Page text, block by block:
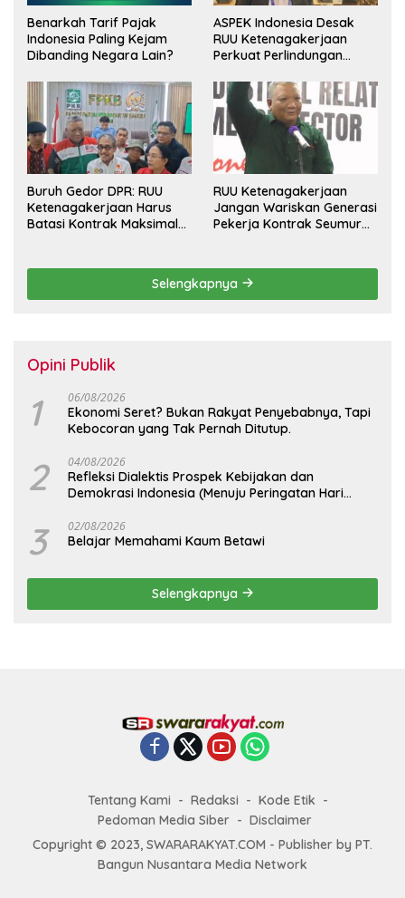
Benarkah Tarif Pajak
Indonesia Paling Kejam
Dibanding Negara Lain?
ASPEK Indonesia Desak
RUU Ketenagakerjaan
Perkuat Perlindungan
Pesangon
Buruh Gedor DPR: RUU
Ketenagakerjaan Harus
Batasi Kontrak Maksimal
RUU Ketenagakerjaan
Jangan Wariskan Generasi
Pekerja Kontrak Seumur
Selengkapnya
Opini Publik
1 06/08/2026
Ekonomi Seret? Bukan Rakyat Penyebabnya, Tapi
Kebocoran yang Tak Pernah Ditutup.
2 04/08/2026
Refleksi Dialektis Prospek Kebijakan dan
Demokrasi Indonesia (Menuju Peringatan Hari
3 02/08/2026
Belajar Memahami Kaum Betawi
Selengkapnya
Tentang Kami Redaksi
Kode Etik
Pedoman Media Siber
Disclaimer
Copyright © 2023, SWARARAKYAT.COM - Publisher by PT.
Bangun Nusantara Media Network